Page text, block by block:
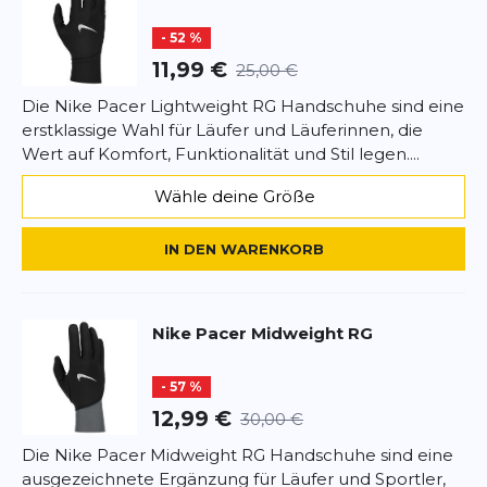
Rezension
*Pflichtfelder
BEWERTUNG HINZUFÜGEN
Datenschutzbestimmungen undNutzungsbedingungen
- 52 %
11,99 € 25,00 €
Die Nike Pacer Lightweight RG Handschuhe sind eine
erstklassige Wahl für Läufer und Läuferinnen, die
Wert auf Komfort, Funktionalität und Stil legen....
Wähle deine Größe
IN DEN WARENKORB
Nike Pacer Midweight RG
- 57 %
12,99 € 30,00 €
Die Nike Pacer Midweight RG Handschuhe sind eine
ausgezeichnete Ergänzung für Läufer und Sportler,